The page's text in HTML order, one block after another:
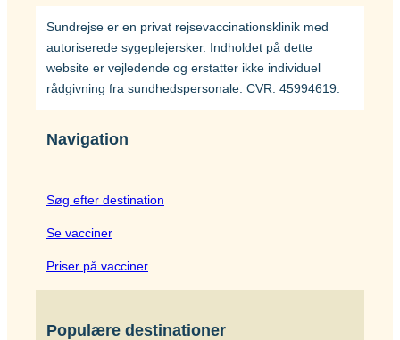
Sundrejse er en privat rejsevaccinationsklinik med
autoriserede sygeplejersker. Indholdet på dette
website er vejledende og erstatter ikke individuel
rådgivning fra sundhedspersonale. CVR: 45994619.
Navigation
Søg efter destination
Se vacciner
Priser på vacciner
Populære destinationer